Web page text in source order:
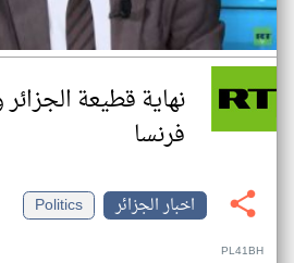
نهاية قطيعة
فرنسا
اخبار الجزائر
Politics
PL41BH